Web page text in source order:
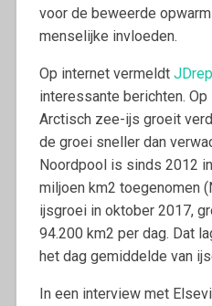
voor de beweerde
menselijke invloeden.
Op internet vermeldt
interessante berichten.
Arctisch zee-ijs groeit
de groei sneller dan
Noordpool is sinds 2012
miljoen km2 toegenomen
ijsgroei in oktober 2017,
94.200 km2 per dag. Dat
het dag gemiddelde van
In een interview met